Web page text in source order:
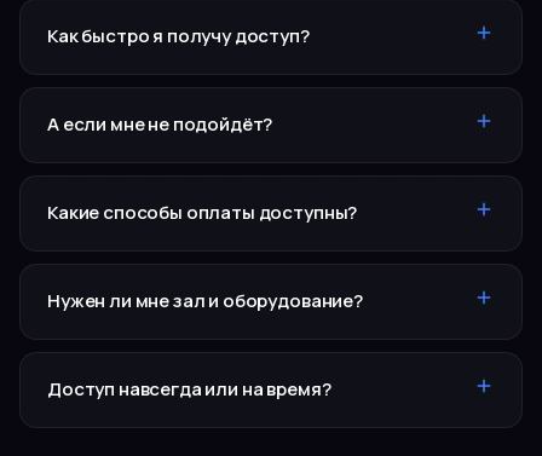
Как быстро я получу доступ?
А если мне не подойдёт?
Какие способы оплаты доступны?
Нужен ли мне зал и оборудование?
Доступ навсегда или на время?